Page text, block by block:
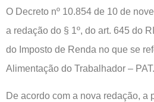
O Decreto nº 10.854 de 10 de
a redação do § 1º, do art. 645 do
do Imposto de Renda no que se
Alimentação do Trabalhador – PAT.
De acordo com a nova redação, a